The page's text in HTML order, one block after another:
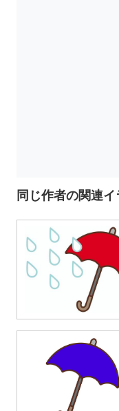
同じ作者の関連イ